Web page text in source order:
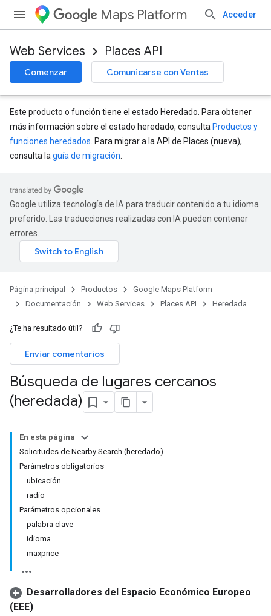
Maps Platform Acceder
Web Services Places API
Comenzar Comunicarse con Ventas
Este producto o función tiene el estado Heredado. Para obtener
más información sobre el estado heredado, consulta Productos y
funciones heredados . Para migrar a la API de Places (nueva),
consulta la guía de migración
Google utiliza tecnología de IA para traducir contenido a tu idioma
preferido. Las traducciones realizadas con IA pueden contener
errores.
Página principal Productos
Google Maps Platform
Documentación
Web Services Places API Heredada
¿Te ha resultado útil?
Enviar comentarios
Búsqueda de lugares cercanos
(heredada)
En esta página
Solicitudes de Nearby Search (heredado)
Parámetros obligatorios
ubicación
radio
Parámetros opcionales
palabra clave
idioma
maxprice
Desarrolladores del Espacio Económico Europeo
(EEE)